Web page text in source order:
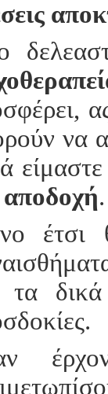
να
αποδοχή.
έτσι
τα